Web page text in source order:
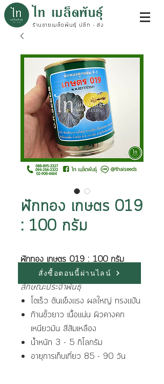
ไท เมล็ดพันธุ์
ร้านขายเมล็ดพันธุ์ ปลีก - ส่ง
ฟักทอง เกษตร 019
: 100 กรัม
ฟักทอง เกษตร 019 : 100 กรัม
ลักษณะประจำพันธุ์
โตเร็ว ต้นแข็งแรง ผลใหญ่ ทรงแป้น
ก้านขั้วยาว เนื้อแน่น ผิวคางคก
เหนียวมัน สีส้มเหลือง
น้ำหนัก 3 - 5 กิโลกรัม
อายุการเก็บเกี่ยว 85 - 90 วัน
สั่งซื้อตอนนี้ผ่านไลน์